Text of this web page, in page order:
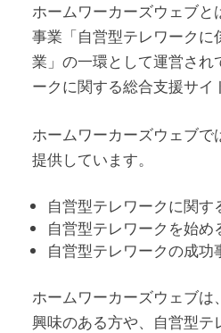
ホームワーカーズウェブと
事業「自営型テレワークに
業」の一環として運営され
ークに関する総合支援サイ
ホームワーカーズウェブで
提供しています。
自営型テレワークに関す
自営型テレワークを始め
自営型テレワークの成功
ホームワーカーズウェブは
興味のある方や、自営型テ